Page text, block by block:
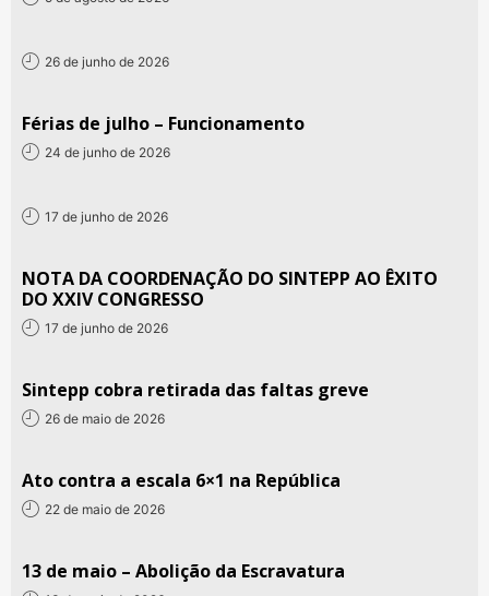
26 de junho de 2026
Férias de julho – Funcionamento
24 de junho de 2026
17 de junho de 2026
NOTA DA COORDENAÇÃO DO SINTEPP AO ÊXITO
DO XXIV CONGRESSO
17 de junho de 2026
Sintepp cobra retirada das faltas greve
26 de maio de 2026
Ato contra a escala 6×1 na República
22 de maio de 2026
13 de maio – Abolição da Escravatura